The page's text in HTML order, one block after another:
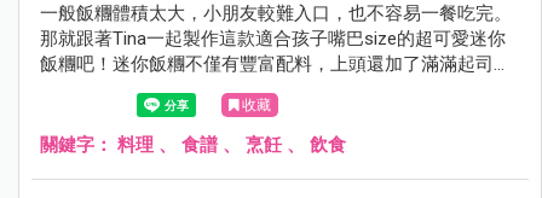
一般飯糰體積太大，小朋友較難入口，也不容易一餐吃完。
那就跟著Tina一起製作這款適合孩子嘴巴size的超可愛迷你
飯糰吧！迷你飯糰不僅有豐富配料，上頭還加了滿滿起司，
無論大人小孩吃起來都超級滿足，簡單的料理步驟也讓爸比
媽咪可以將美味輕鬆端上桌！
收藏
關鍵字： 料理 、 食譜 、 烹飪、 飲食